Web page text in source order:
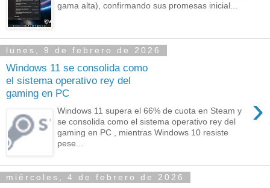
gama alta), confirmando sus promesas inicial...
lunes, 9 de febrero de 2026
Windows 11 se consolida como
el sistema operativo rey del
gaming en PC
›
Windows 11 supera el 66% de cuota en Steam y
se consolida como el sistema operativo rey del
gaming en PC , mientras Windows 10 resiste
pese...
miércoles, 4 de febrero de 2026